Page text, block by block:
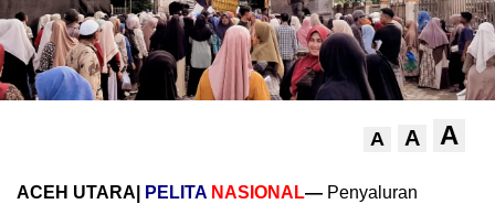
A A A
ACEH UTARA| PELITA NASIONAL— Penyaluran